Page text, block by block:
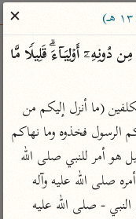
الشرعي
معاصرة
✕